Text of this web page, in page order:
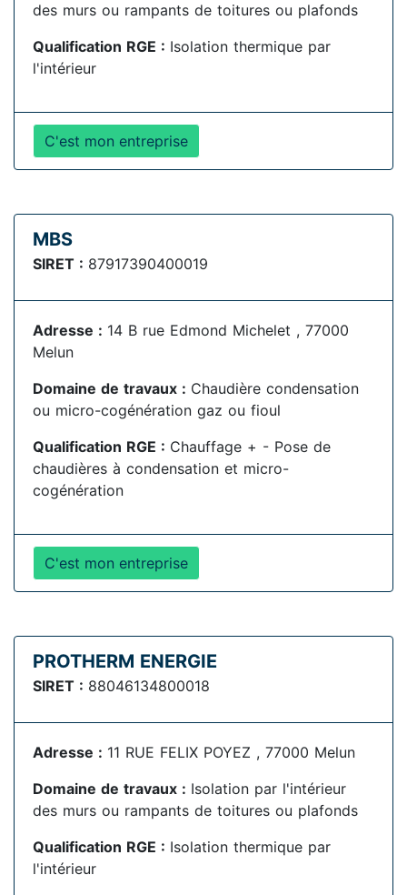
des murs ou rampants de toitures ou plafonds
Qualification RGE : Isolation thermique par
l'intérieur
C'est mon entreprise
MBS
SIRET : 87917390400019
Adresse : 14 B rue Edmond Michelet , 77000
Melun
Domaine de travaux : Chaudière condensation
ou micro-cogénération gaz ou fioul
Qualification RGE : Chauffage + - Pose de
chaudières à condensation et micro-
cogénération
C'est mon entreprise
PROTHERM ENERGIE
SIRET : 88046134800018
Adresse : 11 RUE FELIX POYEZ , 77000 Melun
Domaine de travaux : Isolation par l'intérieur
des murs ou rampants de toitures ou plafonds
Qualification RGE : Isolation thermique par
l'intérieur